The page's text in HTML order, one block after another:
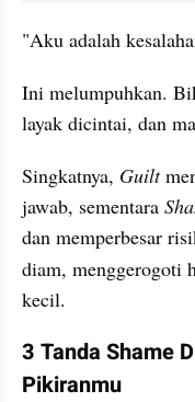
"Aku adalah
Ini melumpuhkan.
layak dicintai, dan
Singkatnya, Guilt
jawab, sementara
dan memperbesar
diam, menggerogoti
kecil.
3 Tanda Shame
Pikiranmu